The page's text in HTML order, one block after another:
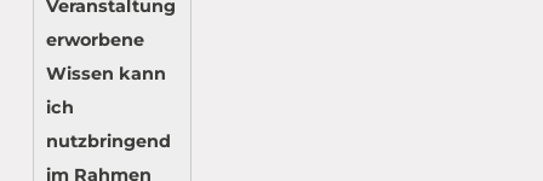
Veranstaltung
erworbene
Wissen kann
ich
nutzbringend
im Rahmen